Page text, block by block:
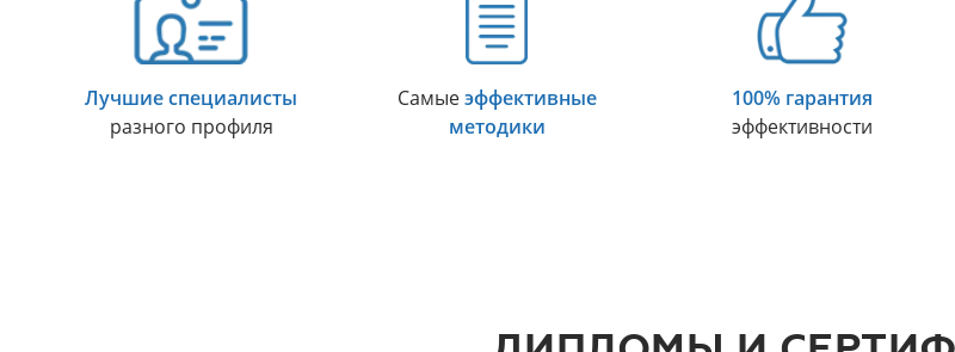
Лучшие специалисты
разного профиля
Самыеэффективные
методики
100% гарантия
эффективности